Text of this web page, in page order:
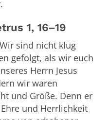
1, 16–19
sind nicht klug
gefolgt, als wir euch
Herrn Jesus
wir waren
und Größe. Denn er
und Herrlichkeit